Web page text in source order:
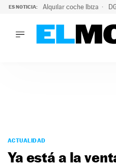
ES NOTICIA: Alquilar coche Ibiza
PODCAST
MOTOS
ACTUALIDAD
Ya está a la